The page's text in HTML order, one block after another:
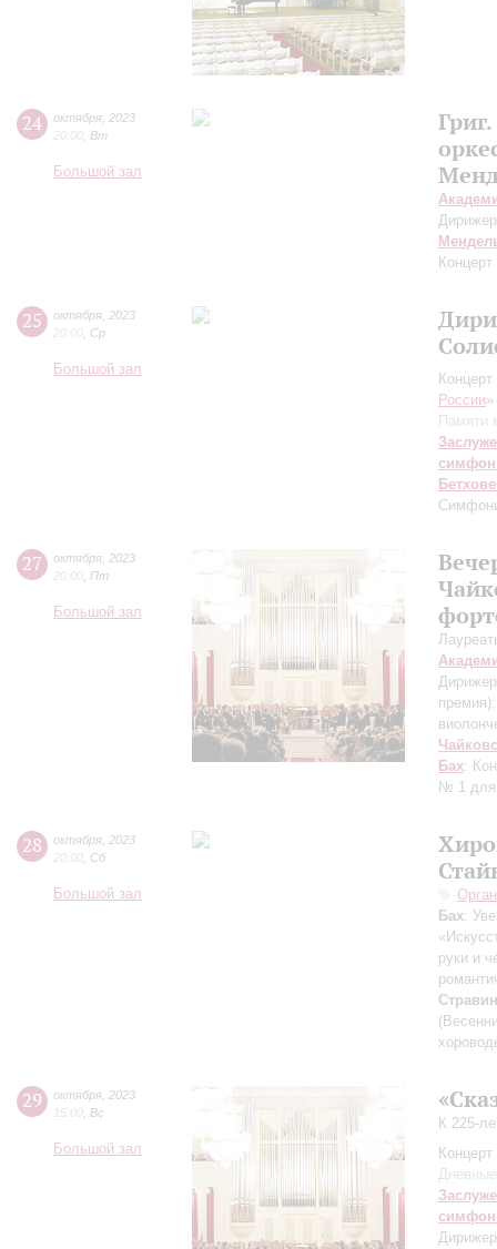
24 октября 2023
20:00 Вт
Большой зал
25 октября 2023
20:00 Ср
Большой зал
России»
Памяти
27 октября 2023
20:00 Пт
Большой зал
Бах:
№ 1 для
28 октября 2023
20:00 Сб
Большой зал
Бах:
руки и
29 октября 2023
15:00 Вс
Большой зал
К 225-